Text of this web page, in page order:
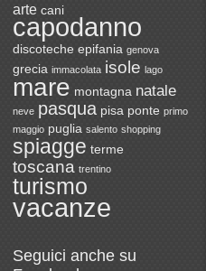
arte cani
capodanno
discoteche epifania genova
grecia immacolata isole lago
mare montagna natale
neve pasqua pisa ponte primo
maggio puglia salento shopping
spiagge terme
toscana trentino
turismo
vacanze
Seguici anche su